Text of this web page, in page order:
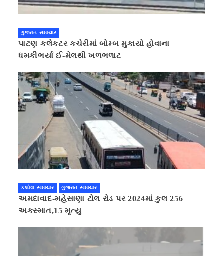
ગુજરાત સમાચાર
પાટણ કલેકટર કચેરીમાં બોમ્બ મુકાયો હોવાના
ધમકીભર્યા ઈ-મેલથી ખળભળાટ
કલોલ સમાચાર ગુજરાત સમાચાર
અમદાવાદ-મહેસાણા ટોલ રોડ પર 2024માં કુલ 256
અકસ્માત,15 મૃત્યુ